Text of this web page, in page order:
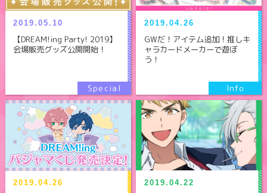
2019.05.10
【DREAM!ing Party! 2019】
会場販売グッズ公開開始！
2019.04.26
GWだ！アイテム追加！推しキ
ャラカードメーカーで遊ぼ
う！
2019.04.26 2019.04.22